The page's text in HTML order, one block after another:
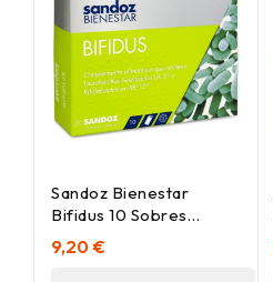
Sandoz Bienestar
Bifidus 10 Sobres
Monodosis
9,20 €